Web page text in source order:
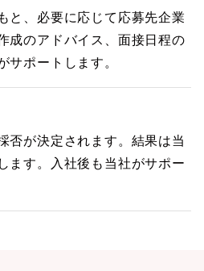
と、必要に応じて応募先企業
成のアドバイス、面接日程の
サポートします。
否が決定されます。結果は当
ます。入社後も当社がサポー